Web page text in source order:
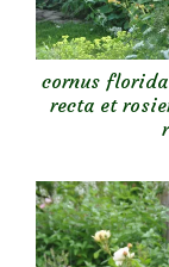
cornus florida
recta et